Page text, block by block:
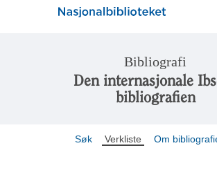
Bibliografi
Den internasjonale
bibliografien
Søk Verkliste Om